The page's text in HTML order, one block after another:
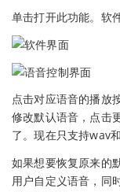
单击打开此功能。软
点击对应语音的播放
修改默认语音，点击
了。现在只支持wav
如果想要恢复原来的
用户自定义语音，同